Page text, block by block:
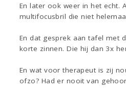
En later ook weer in het echt.
multifocusbril die niet
En dat gesprek aan tafel met
korte zinnen. Die hij dan 3x
En wat voor therapeut is zij
ofzo? Had er nooit van